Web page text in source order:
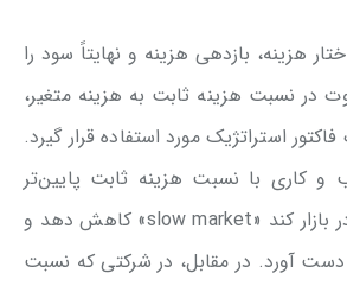
هزینه، بازدهی هزینه و نهایتاً سود را
در نسبت هزینه ثابت به هزینه متغیر،
استراتژیک مورد استفاده قرار گیرد.
و کاری با نسبت هزینه ثابت پایین‌تر
می‌تواند قیمت‌ها را در بازار کند «slow market» کاهش دهد و
دست آورد. در مقابل، در شرکتی که نسبت